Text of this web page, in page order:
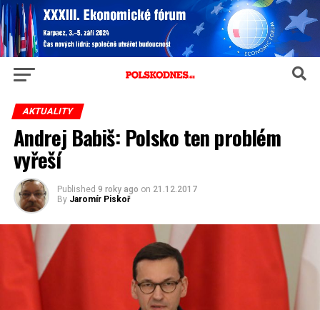
AKTUALITY
Andrej Babiš: Polsko ten problém
vyřeší
Published 9 roky ago on 21.12.2017
By Jaromír Piskoř